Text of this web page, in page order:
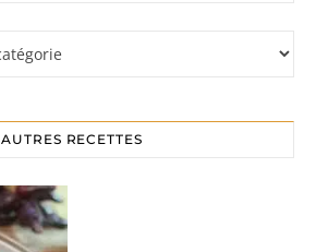
AUTRES RECETTES